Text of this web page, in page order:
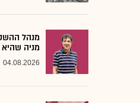
מנהל
מניה שהיא
04.08.2026